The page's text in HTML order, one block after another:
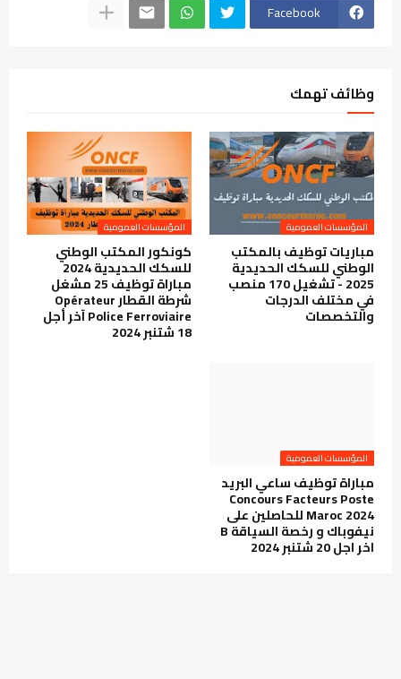
Facebook
وظائف تهمك
المؤسسات العمومية
مباريات توظيف بالمكتب
الوطني للسكك الحديدية
2025 - تشغيل 170 منصب
في مختلف الدرجات
والتخصصات
المؤسسات العمومية
كونكور المكتب الوطني
للسكك الحديدية 2024
مباراة توظيف 25 مشغل
شرطة القطار Opérateur
Police Ferroviaire آخر أجل
18 شتنبر 2024
المؤسسات العمومية
مباراة توظيف ساعي البريد
Concours Facteurs Poste
Maroc 2024 للحاصلين على
نيفوباك و رخصة السياقة B
اخر اجل 20 شتنبر 2024